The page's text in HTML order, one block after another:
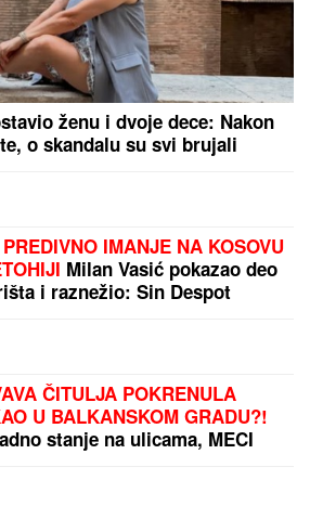
ženu i dvoje dece: Nakon
o skandalu su svi brujali
IMANJE NA KOSOVU
Milan Vasić pokazao deo
i raznežio: Sin Despot
ČITULJA POKRENULA
U BALKANSKOM GRADU?!
stanje na ulicama, MECI